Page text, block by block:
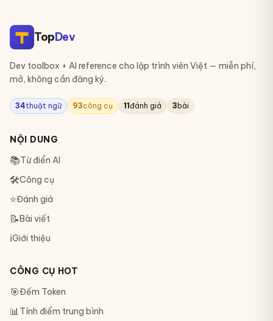
TopDev
Dev toolbox + AI reference cho lập trình viên Việt — miễn phí,
mở, không cần đăng ký.
34thuật ngữ 93công cụ 11đánh giá 3 bài
NỘI DUNG
📚Từ điển AI
🛠Công cụ
⭐Đánh giá
📝Bài viết
ℹ️Giới thiệu
CÔNG CỤ HOT
🎯Đếm Token
📊Tính điểm trung bình